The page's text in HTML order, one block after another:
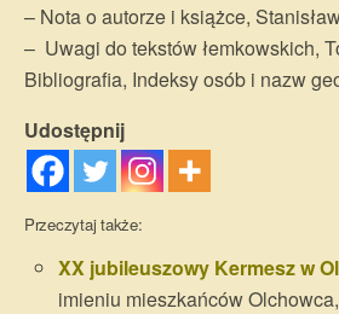
– Nota o autorze i książce,
– Uwagi do tekstów łemkowskich,
Bibliografia, Indeksy osób i nazw
Udostępnij
Przeczytaj także:
XX jubileuszowy Kermesz w
imieniu mieszkańców